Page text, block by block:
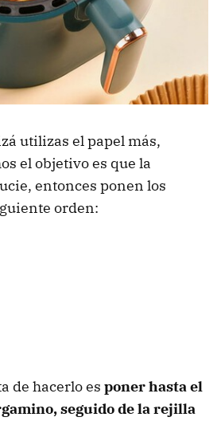
utilizas el papel más,
el objetivo es que la
entonces ponen los
orden:
de hacerlo es poner hasta el
, seguido de la rejilla